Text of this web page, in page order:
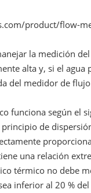
product/flow-
la medición
alta y, si el
del medidor de
funciona según el
de
una relación
térmico no debe
inferior al 20 %